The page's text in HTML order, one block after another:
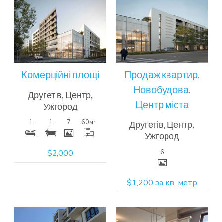
Більш
детальна
інформація
Комерційні площі
Другетів, Центр,
Ужгород
1 1 7 60м²
$2,000
Більш
детальна
інформація
Продаж квартир.
Новобудова.
Центр міста
Другетів, Центр,
Ужгород
6
$1,200 за кв. метр